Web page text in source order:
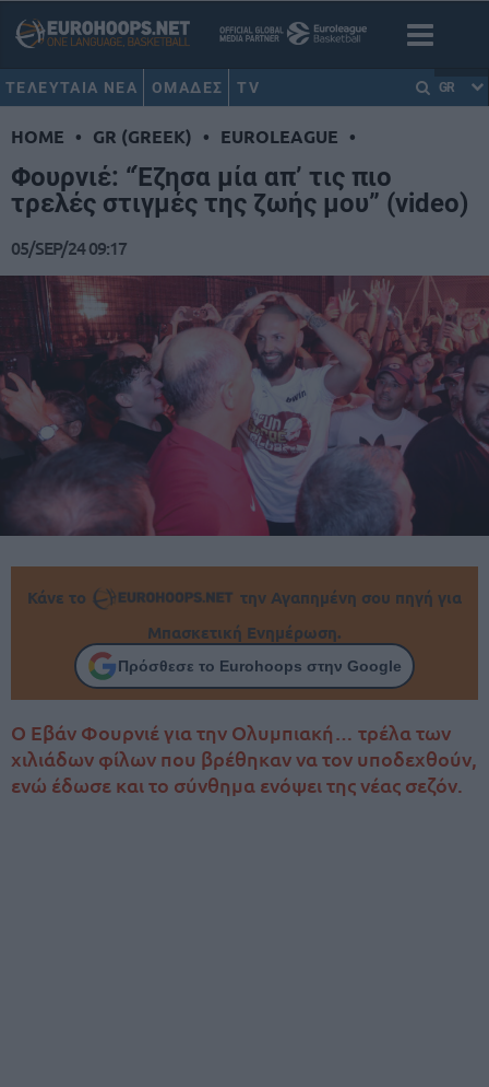
ΤΕΛΕΥΤΑΙΑ ΝΕΑ ΟΜΑΔΕΣ TV GR
HOME • GR (GREEK) • EUROLEAGUE •
Φουρνιέ: “Έζησα μία απ’ τις πιο
τρελές στιγμές της ζωής μου” (video)
05/SEP/24 09:17
Κάνε το
την Αγαπημένη σου πηγή για
Μπασκετική Ενημέρωση.
Πρόσθεσε το Eurohoops στην Google
Ο Εβάν Φουρνιέ για την Ολυμπιακή… τρέλα των
χιλιάδων φίλων που βρέθηκαν να τον υποδεχθούν,
ενώ έδωσε και το σύνθημα ενόψει της νέας σεζόν.